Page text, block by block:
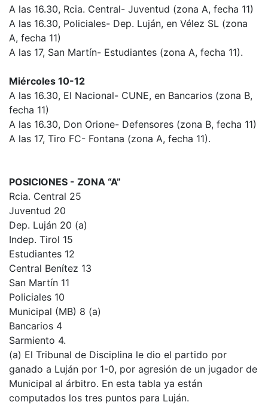
A las 16.30, Rcia. Central- Juventud (zona A, fecha 11)
A las 16.30, Policiales- Dep. Luján, en Vélez SL (zona
A, fecha 11)
A las 17, San Martín- Estudiantes (zona A, fecha 11).
Miércoles 10-12
A las 16.30, El Nacional- CUNE, en Bancarios (zona B,
fecha 11)
A las 16.30, Don Orione- Defensores (zona B, fecha 11)
A las 17, Tiro FC- Fontana (zona A, fecha 11).
POSICIONES - ZONA “A”
Rcia. Central 25
Juventud 20
Dep. Luján 20 (a)
Indep. Tirol 15
Estudiantes 12
Central Benítez 13
San Martín 11
Policiales 10
Municipal (MB) 8 (a)
Bancarios 4
Sarmiento 4.
(a) El Tribunal de Disciplina le dio el partido por
ganado a Luján por 1-0, por agresión de un jugador de
Municipal al árbitro. En esta tabla ya están
computados los tres puntos para Luján.